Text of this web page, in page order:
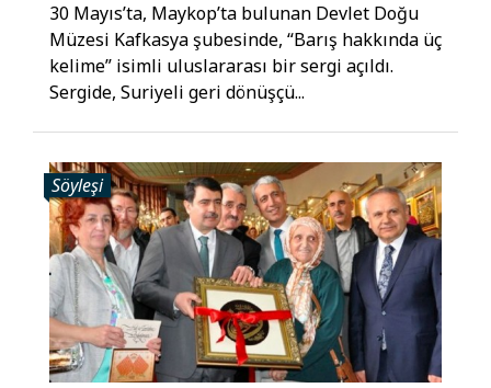
30 Mayıs’ta, Maykop’ta bulunan Devlet Doğu
Müzesi Kafkasya şubesinde, “Barış hakkında üç
kelime” isimli uluslararası bir sergi açıldı.
Sergide, Suriyeli geri dönüşçü...
Söyleşi